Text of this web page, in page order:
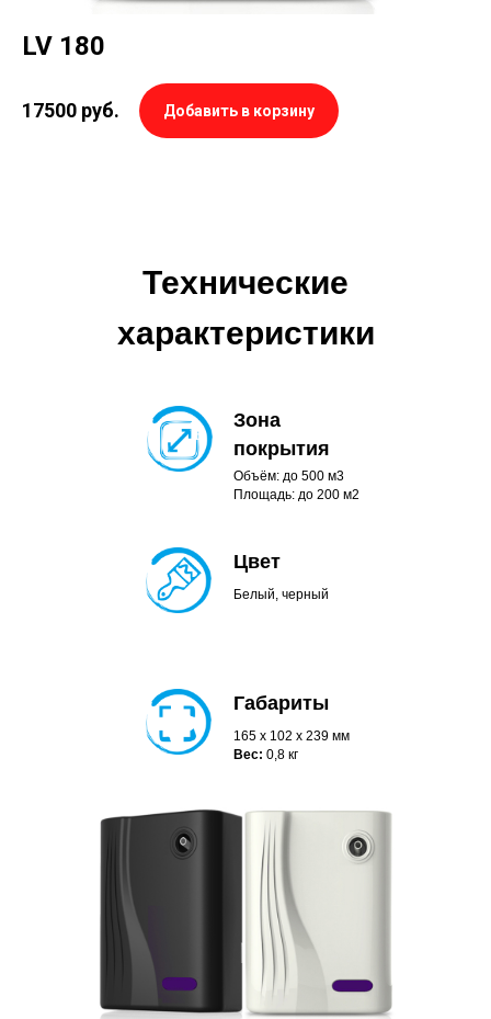
LV 180
17500 руб. Добавить в корзину
Объём: до 500 м3
Площадь: до 200 м2
Белый, черный
165 x 102 x 239 мм
Вес: 0,8 кг
Зона
покрытия
Цвет
Габариты
Технические
характеристики